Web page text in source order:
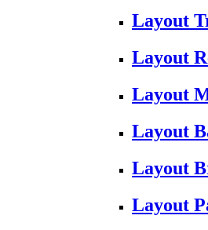
Layout
Layout
Layout
Layout
Layout
Layout